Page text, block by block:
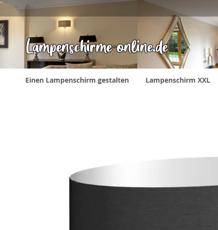
Direkt
zum
Einen Lampenschirm gestalten Lampenschirm XXL